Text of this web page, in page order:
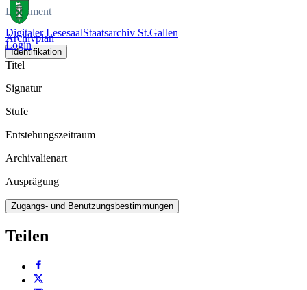
Digitaler LesesaalStaatsarchiv St.Gallen
Login
Dokument
Archivplan
Identifikation
Titel
Signatur
Stufe
Entstehungszeitraum
Archivalienart
Ausprägung
Zugangs- und Benutzungsbestimmungen
Teilen